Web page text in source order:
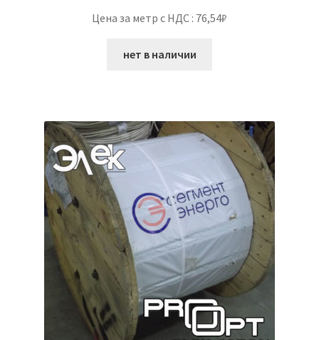
Цена за метр с НДС : 76,54₽
нет в наличии